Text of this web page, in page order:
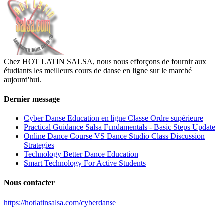
Chez HOT LATIN SALSA, nous nous efforçons de fournir aux
étudiants les meilleurs cours de danse en ligne sur le marché
aujourd'hui.
Dernier message
Cyber Danse Education en ligne Classe Ordre supérieure
Practical Guidance Salsa Fundamentals - Basic Steps Update
Online Dance Course VS Dance Studio Class Discussion
Strategies
Technology Better Dance Education
Smart Technology For Active Students
Nous contacter
https://hotlatinsalsa.com/cyberdanse